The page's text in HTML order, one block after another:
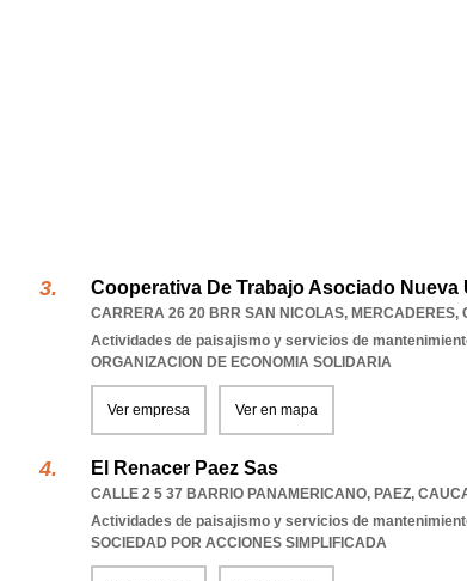
Cooperativa De Trabajo Asociado Nueva
CARRERA 26 20 BRR SAN NICOLAS, MERCADERES,
Actividades de paisajismo y servicios de
ORGANIZACION DE ECONOMIA SOLIDARIA
Ver empresa Ver en mapa
El Renacer Paez Sas
CALLE 2 5 37 BARRIO PANAMERICANO, PAEZ,
Actividades de paisajismo y servicios de
SOCIEDAD POR ACCIONES SIMPLIFICADA